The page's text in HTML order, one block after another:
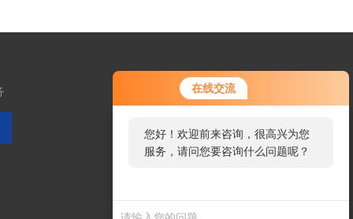
在线交流
您好！欢迎前来咨询，很高兴为您
服务，请问您要咨询什么问题呢？
扫码加微信